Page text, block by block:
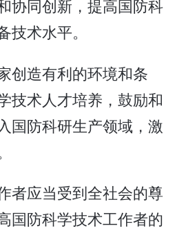
协同创新，提高国防科
技术水平。
造有利的环境和条
技术人才培养，鼓励和
国防科研生产领域，激
者应当受到全社会的尊
国防科学技术工作者的